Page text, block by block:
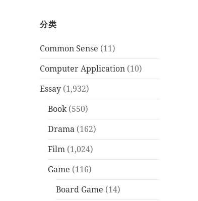
分类
Common Sense (11)
Computer Application (10)
Essay (1,932)
Book(550)
Drama (162)
Film (1,024)
Game (116)
Board Game (14)